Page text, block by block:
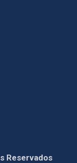
Reservados